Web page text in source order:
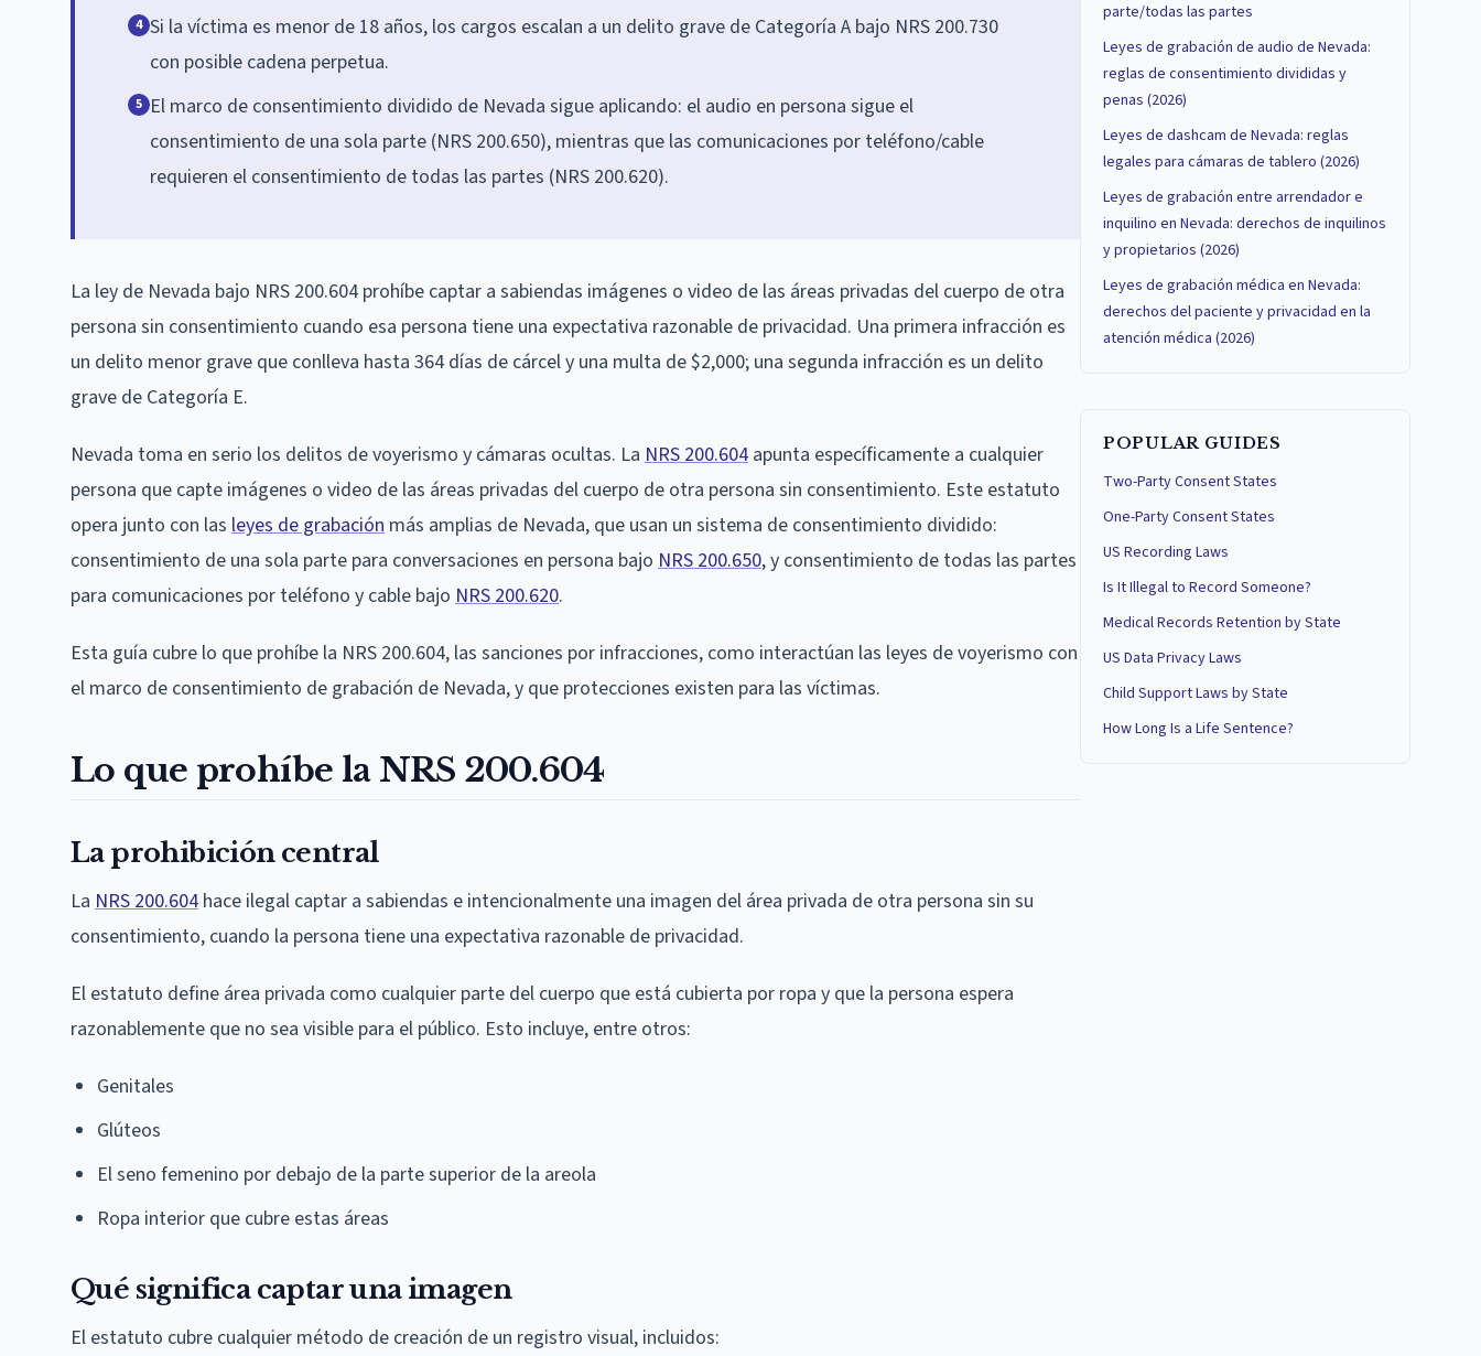
4 Si la víctima es menor de 18 años, los cargos escalan a un delito grave de Categoría A bajo NRS 200.730
con posible cadena perpetua.
5 El marco de consentimiento dividido de Nevada sigue aplicando: el audio en persona sigue el
consentimiento de una sola parte (NRS 200.650), mientras que las comunicaciones por teléfono/cable
requieren el consentimiento de todas las partes (NRS 200.620).
La ley de Nevada bajo NRS 200.604 prohíbe captar a sabiendas imágenes o video de las áreas privadas del cuerpo de otra
persona sin consentimiento cuando esa persona tiene una expectativa razonable de privacidad. Una primera infracción es
un delito menor grave que conlleva hasta 364 días de cárcel y una multa de $2,000; una segunda infracción es un delito
grave de Categoría E.
Nevada toma en serio los delitos de voyerismo y cámaras ocultas. La NRS 200.604 apunta específicamente a cualquier
persona que capte imágenes o video de las áreas privadas del cuerpo de otra persona sin consentimiento. Este estatuto
opera junto con las leyes de grabación más amplias de Nevada, que usan un sistema de consentimiento dividido:
consentimiento de una sola parte para conversaciones en persona bajo NRS 200.650, y consentimiento de todas las partes
para comunicaciones por teléfono y cable bajo NRS 200.620.
Esta guía cubre lo que prohíbe la NRS 200.604, las sanciones por infracciones, como interactúan las leyes de voyerismo con
el marco de consentimiento de grabación de Nevada, y que protecciones existen para las víctimas.
Lo que prohíbe la NRS 200.604
La prohibición central
La NRS 200.604 hace ilegal captar a sabiendas e intencionalmente una imagen del área privada de otra persona sin su
consentimiento, cuando la persona tiene una expectativa razonable de privacidad.
El estatuto define área privada como cualquier parte del cuerpo que está cubierta por ropa y que la persona espera
razonablemente que no sea visible para el público. Esto incluye, entre otros:
Genitales
Glúteos
El seno femenino por debajo de la parte superior de la areola
Ropa interior que cubre estas áreas
Qué significa captar una imagen
El estatuto cubre cualquier método de creación de un registro visual, incluidos:
parte/todas las partes
Leyes de grabación de audio de Nevada:
reglas de consentimiento divididas y
penas (2026)
Leyes de dashcam de Nevada: reglas
legales para cámaras de tablero (2026)
Leyes de grabación entre arrendador e
inquilino en Nevada: derechos de inquilinos
y propietarios (2026)
Leyes de grabación médica en Nevada:
derechos del paciente y privacidad en la
atención médica (2026)
POPULAR GUIDES
Two-Party Consent States
One-Party Consent States
US Recording Laws
Is It Illegal to Record Someone?
Medical Records Retention by State
US Data Privacy Laws
Child Support Laws by State
How Long Is a Life Sentence?